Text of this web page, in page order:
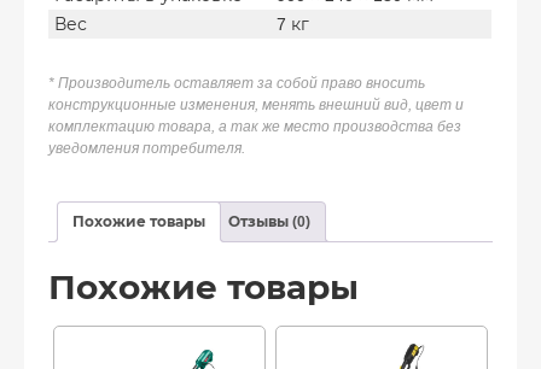
Вес
7 кг
* Производитель оставляет за собой право вносить
конструкционные изменения, менять внешний вид, цвет и
комплектацию товара, а так же место производства без
уведомления потребителя.
Похожие товары Отзывы (0)
Похожие товары